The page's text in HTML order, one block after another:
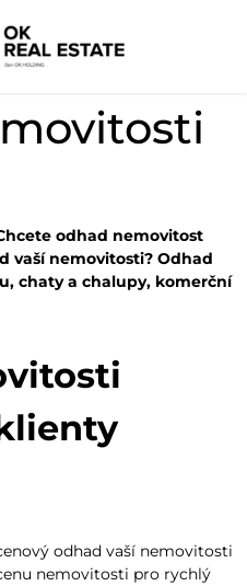
odhad nemovitost
vaší nemovitosti? Odhad
chaty a chalupy, komerční
odhad vaší nemovitosti
nemovitosti pro rychlý